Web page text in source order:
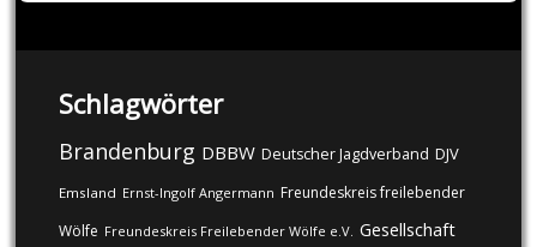
Schlagwörter
Brandenburg DBBW Deutscher Jagdverband DJV
Emsland Ernst-Ingolf Angermann Freundeskreis freilebender
Wölfe Freundeskreis Freilebender Wölfe e.V. Gesellschaft